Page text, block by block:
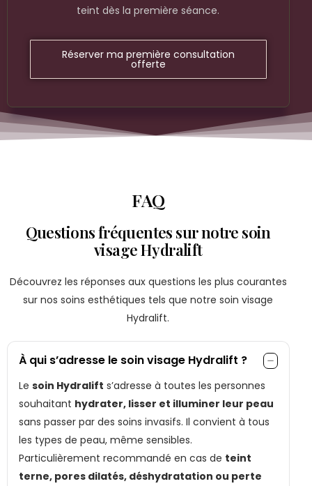
teint dès la première séance.
Réserver ma première consultation
offerte
FAQ
Questions fréquentes sur notre soin
visage Hydralift
Découvrez les réponses aux questions les plus courantes
sur nos soins esthétiques tels que notre soin visage
Hydralift.
À qui s’adresse le soin visage Hydralift ?
Le soin Hydralift s’adresse à toutes les personnes
souhaitant hydrater, lisser et illuminer leur peau
sans passer par des soins invasifs. Il convient à tous
les types de peau, même sensibles.
Particulièrement recommandé en cas de teint
terne, pores dilatés, déshydratation ou perte